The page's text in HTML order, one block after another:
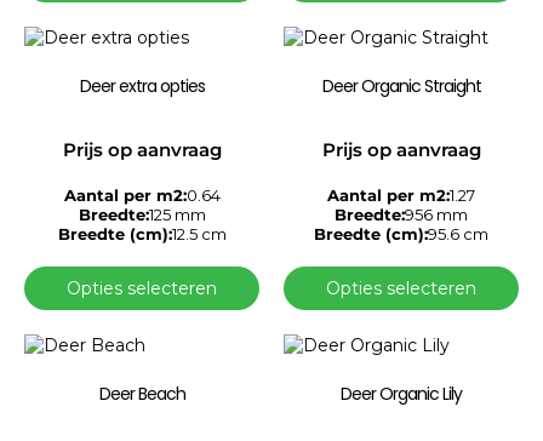
Deer extra opties
Prijs op aanvraag
Aantal per m2:0.64
Breedte:125 mm
Breedte (cm):12.5 cm
Opties selecteren
Deer Organic Straight
Prijs op aanvraag
Aantal per m2:1.27
Breedte:956 mm
Breedte (cm):95.6 cm
Opties selecteren
Deer Beach Deer Organic Lily